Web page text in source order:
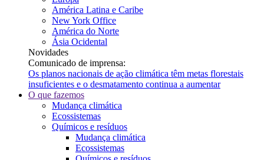
América Latina e Caribe
New York Office
América do Norte
Ásia Ocidental
Novidades
Comunicado de imprensa:
Os planos nacionais de ação climática têm metas florestais
insuficientes e o desmatamento continua a aumentar
O que fazemos
Mudança climática
Ecossistemas
Químicos e resíduos
Mudança climática
Ecossistemas